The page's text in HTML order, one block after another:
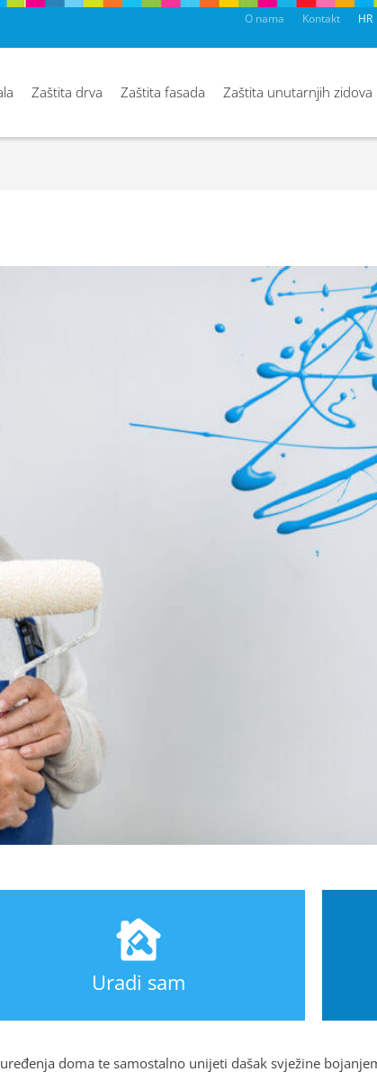
HR
O nama Kontakt
Zaštita drva Zaštita fasada Zaštita unutarnjih zidova
Uradi sam
doma te samostalno unijeti dašak svježine